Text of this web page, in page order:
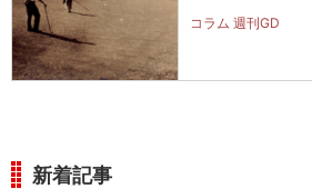
コラム 週刊GD
新着記事